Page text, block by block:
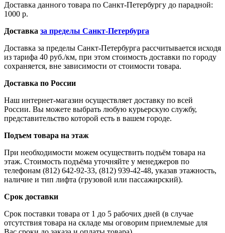
Доставка данного товара по Санкт-Петербургу до парадной:
1000 р.
Доставка за пределы Санкт-Петербурга
Доставка за пределы Санкт-Петербурга рассчитывается исходя
из тарифа 40 руб./км, при этом стоимость доставки по городу
сохраняется, вне зависимости от стоимости товара.
Доставка по России
Наш интернет-магазин осуществляет доставку по всей
России. Вы можете выбрать любую курьерскую службу,
представительство которой есть в вашем городе.
Подъем товара на этаж
При необходимости можем осуществить подъём товара на
этаж. Стоимость подъёма уточняйте у менеджеров по
телефонам (812) 642-92-33, (812) 939-42-48, указав этажность,
наличие и тип лифта (грузовой или пассажирский).
Срок доставки
Срок поставки товара от 1 до 5 рабочих дней (в случае
отсутствия товара на складе мы оговорим приемлемые для